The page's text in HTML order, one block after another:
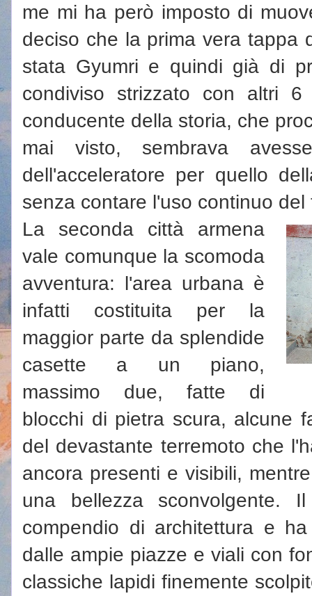
me mi ha però imposto di
deciso che la prima vera tappa
stata Gyumri e quindi già di
condiviso strizzato con altri
conducente della storia, che
mai visto, sembrava
dell'acceleratore per quello
senza contare l'uso continuo del
La seconda città armena
vale comunque la scomoda
avventura: l'area urbana è
infatti costituita per la
maggior parte da splendide
casette a un piano,
massimo due, fatte di
blocchi di pietra scura, alcune
del devastante terremoto che
ancora presenti e visibili,
una bellezza
compendio di architettura e
dalle ampie piazze e viali con
classiche lapidi finemente